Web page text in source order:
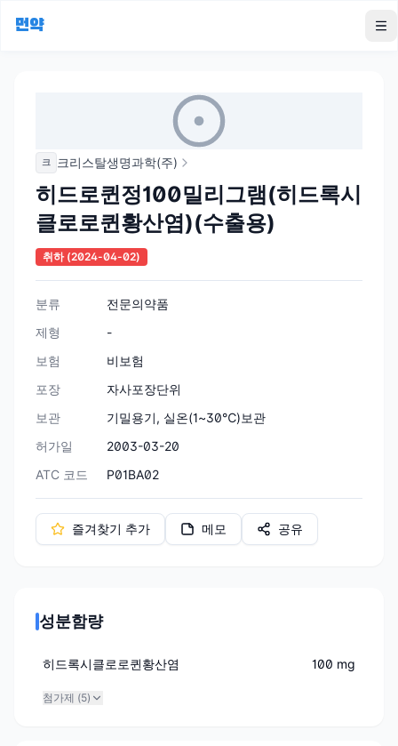
먼약
크 크리스탈생명과학(주)
히드로퀸정100밀리그램(히드록시
클로로퀸황산염)(수출용)
취하(2024-04-02)
분류
전문의약품
제형
-
보험
비보험
포장
자사포장단위
보관
기밀용기, 실온(1~30℃)보관
허가일
2003-03-20
ATC 코드
P01BA02
즐겨찾기 추가 메모 공유
성분함량
히드록시클로로퀸황산염 100 mg
첨가제 (5)